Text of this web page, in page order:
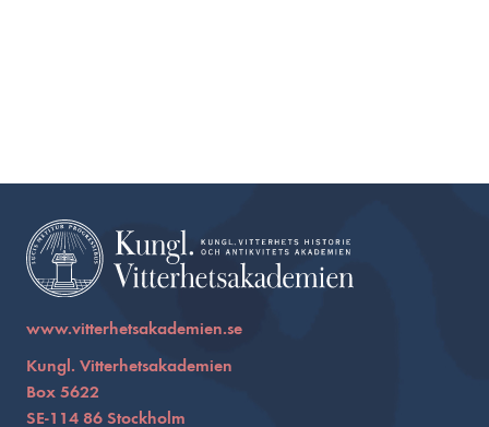
www.vitterhetsakademien.se
Kungl. Vitterhetsakademien
Box 5622
SE-114 86 Stockholm